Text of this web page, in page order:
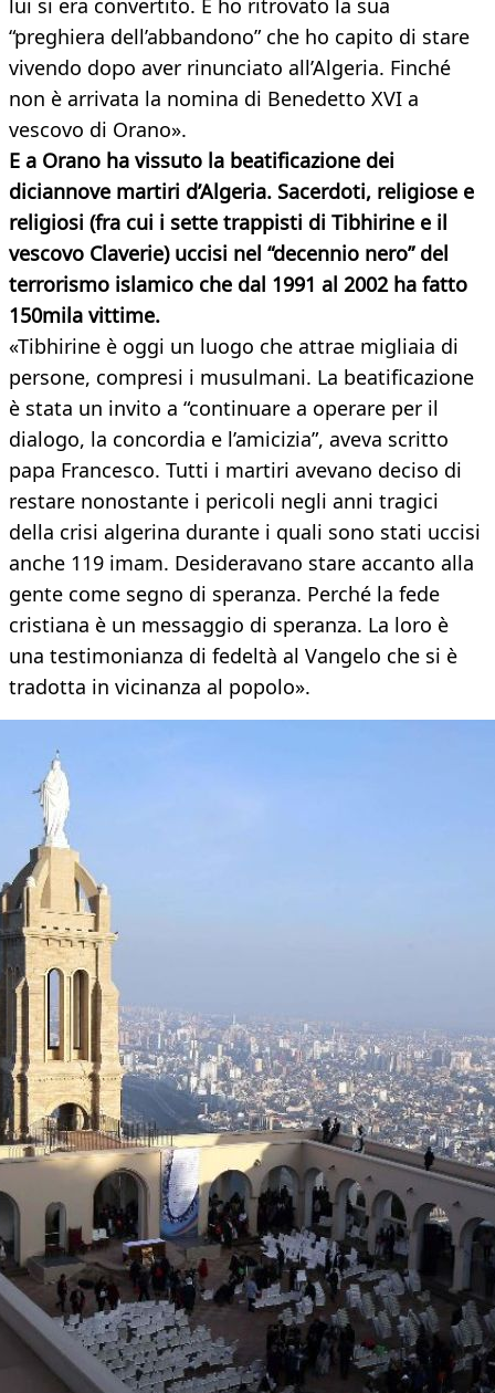
lui si era convertito. E ho ritrovato la sua
“preghiera dell’abbandono” che ho capito di stare
vivendo dopo aver rinunciato all’Algeria. Finché
non è arrivata la nomina di Benedetto XVI a
vescovo di Orano».
E a Orano ha vissuto la beatificazione dei
diciannove martiri d’Algeria. Sacerdoti, religiose e
religiosi (fra cui i sette trappisti di Tibhirine e il
vescovo Claverie) uccisi nel “decennio nero” del
terrorismo islamico che dal 1991 al 2002 ha fatto
150mila vittime.
«Tibhirine è oggi un luogo che attrae migliaia di
persone, compresi i musulmani. La beatificazione
è stata un invito a “continuare a operare per il
dialogo, la concordia e l’amicizia”, aveva scritto
papa Francesco. Tutti i martiri avevano deciso di
restare nonostante i pericoli negli anni tragici
della crisi algerina durante i quali sono stati uccisi
anche 119 imam. Desideravano stare accanto alla
gente come segno di speranza. Perché la fede
cristiana è un messaggio di speranza. La loro è
una testimonianza di fedeltà al Vangelo che si è
tradotta in vicinanza al popolo».